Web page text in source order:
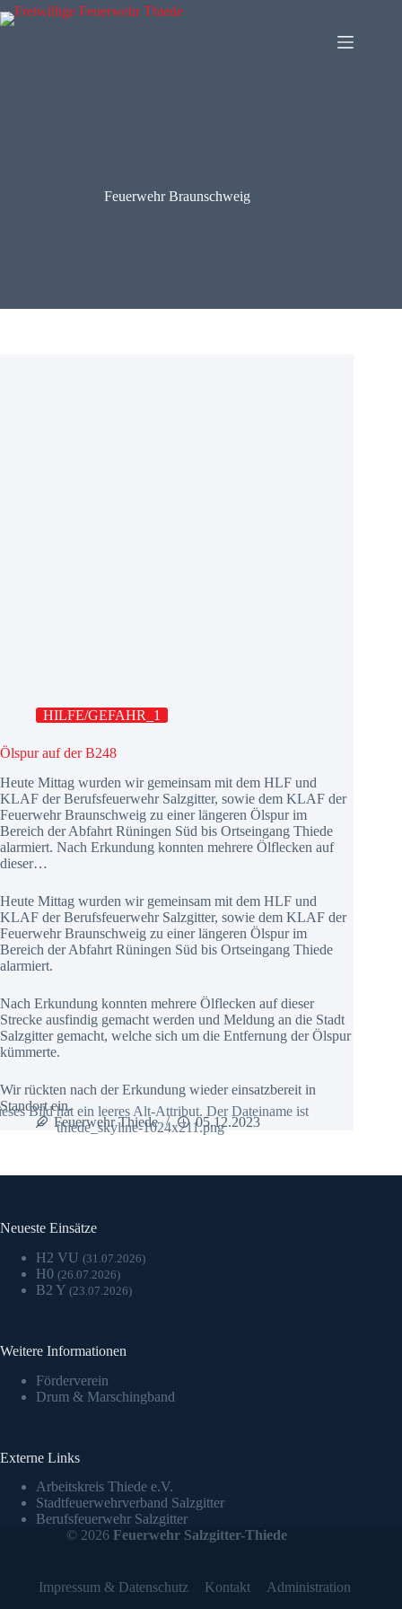
Zum
Inhalt
Feuerwehr Braunschweig
HILFE/GEFAHR_1
Ölspur auf der B248
Heute Mittag wurden wir gemeinsam mit dem HLF und
KLAF der Berufsfeuerwehr Salzgitter, sowie dem KLAF der
Feuerwehr Braunschweig zu einer längeren Ölspur im
Bereich der Abfahrt Rüningen Süd bis Ortseingang Thiede
alarmiert. Nach Erkundung konnten mehrere Ölflecken auf
dieser…
Heute Mittag wurden wir gemeinsam mit dem HLF und
KLAF der Berufsfeuerwehr Salzgitter, sowie dem KLAF der
Feuerwehr Braunschweig zu einer längeren Ölspur im
Bereich der Abfahrt Rüningen Süd bis Ortseingang Thiede
alarmiert.
Nach Erkundung konnten mehrere Ölflecken auf dieser
Strecke ausfindig gemacht werden und Meldung an die Stadt
Salzgitter gemacht, welche sich um die Entfernung der Ölspur
kümmerte.
Wir rückten nach der Erkundung wieder einsatzbereit in
Standort ein.
Feuerwehr Thiede
05.12.2023
Neueste Einsätze
H2 VU (31.07.2026)
H0 (26.07.2026)
B2 Y (23.07.2026)
Weitere Informationen
Förderverein
Drum & Marschingband
Externe Links
Arbeitskreis Thiede e.V.
Stadtfeuerwehrverband Salzgitter
Berufsfeuerwehr Salzgitter
© 2026Feuerwehr Salzgitter-Thiede
Impressum & Datenschutz Kontakt Administration